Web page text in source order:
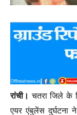
रांची। चतरा जिले के
एयर एंबुलेंस दुर्घटना